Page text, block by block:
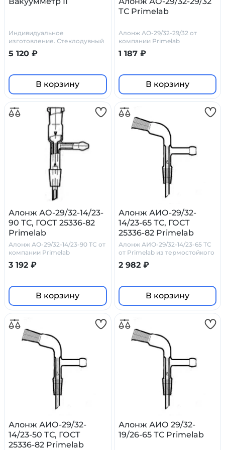
Индивидуальное
изготовление. Стеклодувный
цех Primelab
5 120 ₽
В корзину
ТС Primelab
Алонж АО-29/32-29/32 от
компании Primelab
1 187 ₽
В корзину
Алонж АО-29/32-14/23-
90 ТС, ГОСТ 25336-82
Primelab
Алонж АО-29/32-14/23-90 ТС от
компании Primelab
3 192 ₽
В корзину
Алонж АИО-29/32-
14/23-65 ТС, ГОСТ
25336-82 Primelab
Алонж АИО-29/32-14/23-65 ТС
от Primelab из термостойкого
стекла
2 982 ₽
В корзину
Алонж АИО-29/32-
14/23-50 ТС, ГОСТ
25336-82 Primelab
Алонж АИО 29/32-
19/26-65 ТС Primelab